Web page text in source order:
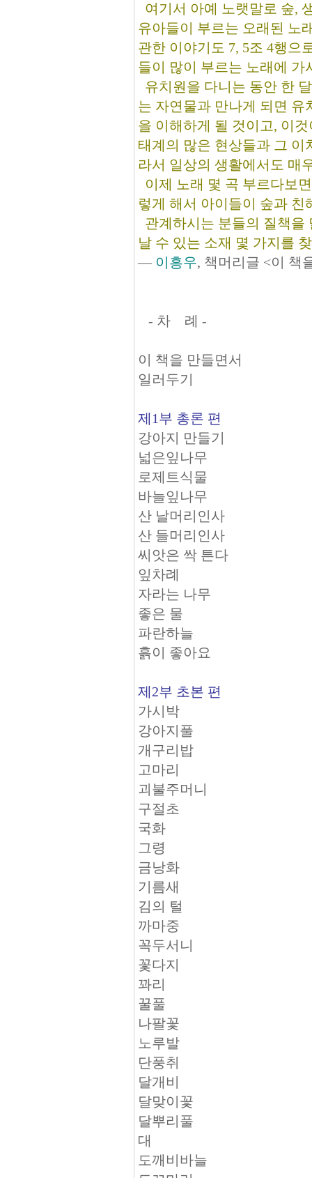
여기서 아예 노랫말로 숲,
유아들이 부르는 오래된 노
관한 이야기도 7, 5조 4행으
들이 많이 부르는 노래에 가
유치원을 다니는 동안 한
는 자연물과 만나게 되면 유
을 이해하게 될 것이고, 이
태계의 많은 현상들과 그 이
라서 일상의 생활에서도 매
이제 노래 몇 곡 부르다보
렇게 해서 아이들이 숲과
관계하시는 분들의 질책을
날 수 있는 소재 몇 가지를
― 이흥우, 책머리글 <이 책
- 차 례 -
이 책을 만들면서
일러두기
제1부 총론 편
강아지 만들기
넓은잎나무
로제트식물
바늘잎나무
산 날머리인사
산 들머리인사
씨앗은 싹 튼다
잎차례
자라는 나무
좋은 물
파란하늘
흙이 좋아요
제2부 초본 편
가시박
강아지풀
개구리밥
고마리
괴불주머니
구절초
국화
그령
금낭화
기름새
김의 털
까마중
꼭두서니
꽃다지
꽈리
꿀풀
나팔꽃
노루발
단풍취
달개비
달맞이꽃
달뿌리풀
대
도깨비바늘